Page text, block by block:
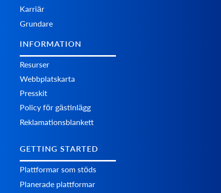
Karriär
Grundare
INFORMATION
Resurser
Webbplatskarta
Presskit
Policy för gästinlägg
Reklamationsblankett
GETTING STARTED
Plattformar som stöds
Planerade plattformar